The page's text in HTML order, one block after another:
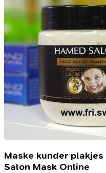
Maske kunder
Salon Mask Online